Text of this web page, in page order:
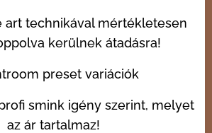
art technikával mértékletesen
kerülnek átadásra!
preset variációk
smink igény szerint, melyet
az ár tartalmaz!